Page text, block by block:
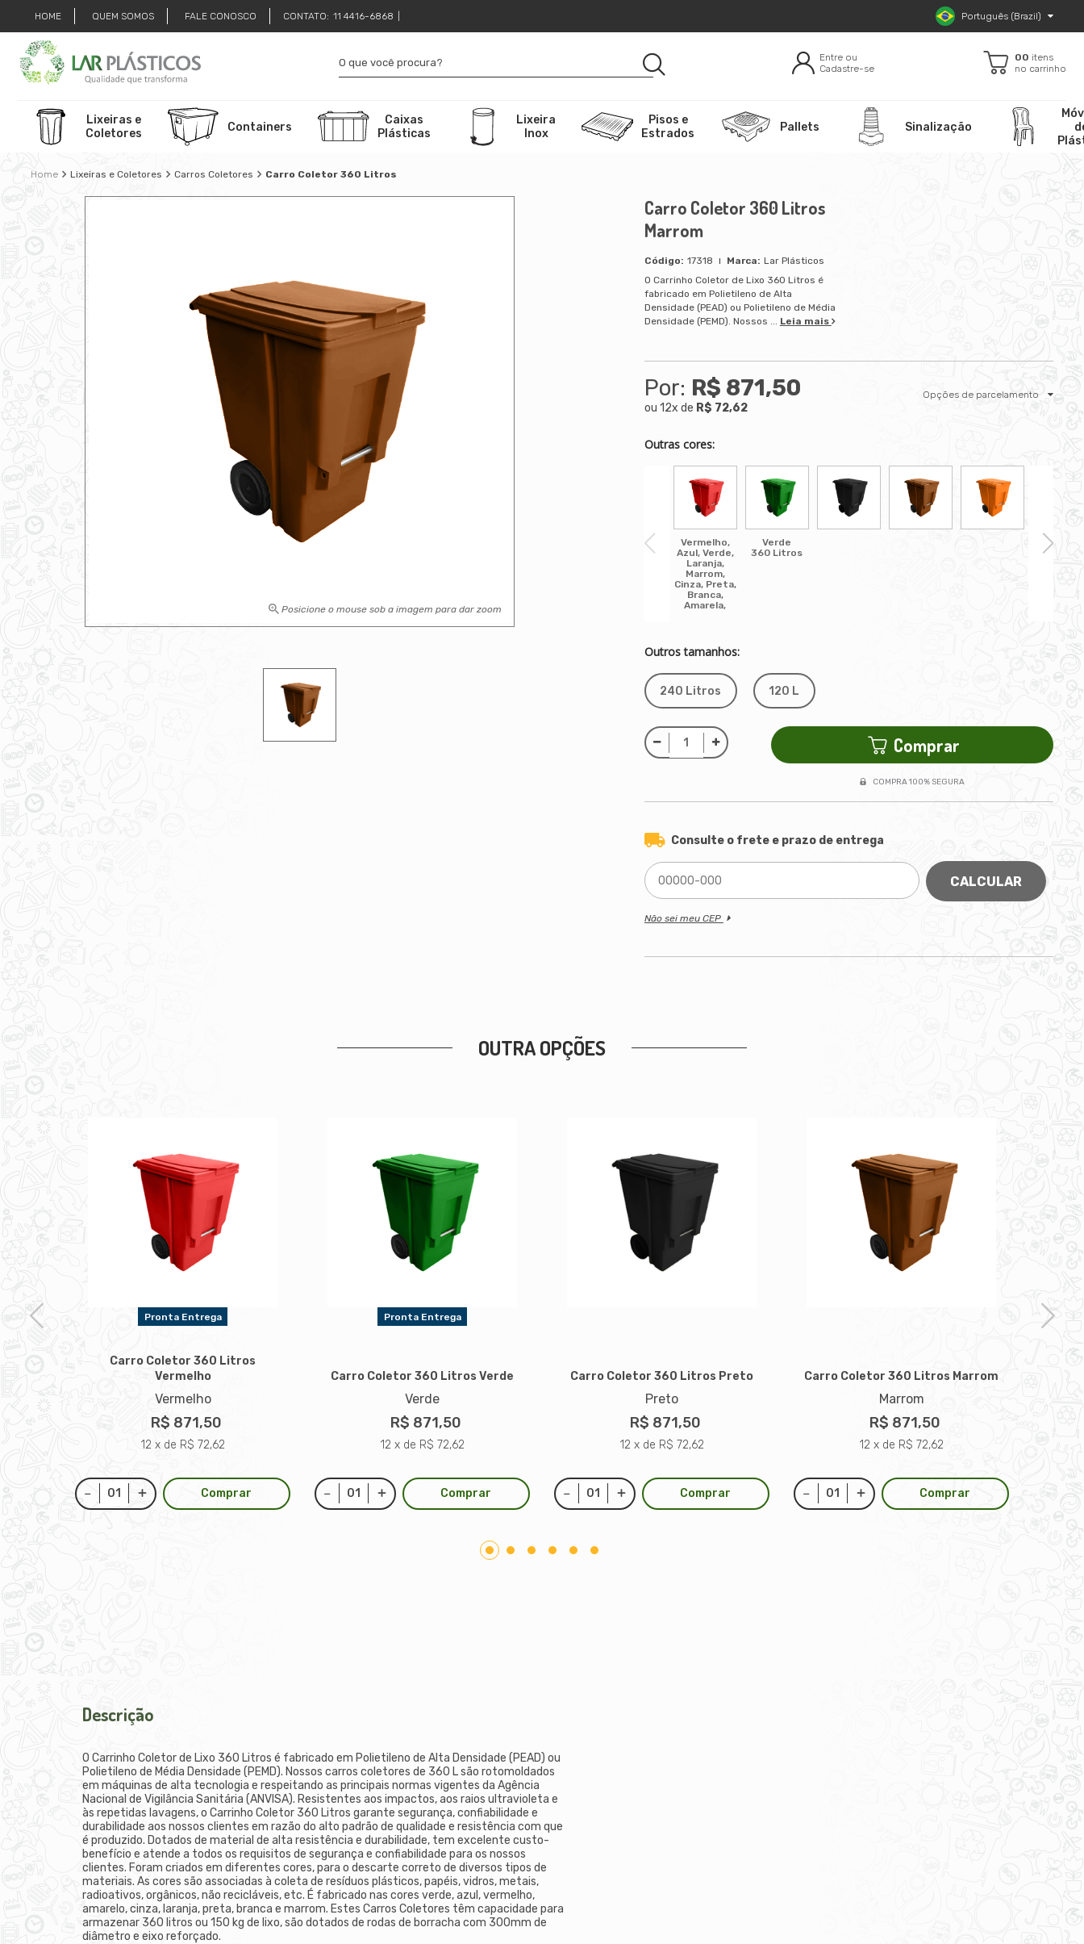
HOME QUEM SOMOS FALE CONOSCO CONTATO: 11 4416-6868 Português (Brazil)
Entre ou
Cadastre-se
00 itens
no carrinho
Lixeiras e
Coletores
Containers
Caixas
Plásticas
Lixeira
Inox
Pisos e
Estrados
Pallets Sinalização
Lixeiras e Coletores Carros Coletores Carro Coletor 360 Litros
Posicione o mouse sob a imagem para dar zoom
Carro Coletor 360 Litros
Marrom
17318
Lar Plásticos
O Carrinho Coletor de Lixo 360 Litros é
fabricado em Polietileno de Alta
Densidade (PEAD) ou Polietileno de Média
Densidade (PEMD). Nossos ... Leia mais
Por: R$ 871,50
ou 12x de R$ 72,62
Opções de parcelamento
Outras cores:
Vermelho,
Azul, Verde,
Laranja,
Marrom,
Cinza, Preta,
Branca,
Amarela,
Verde
360 Litros
Outros tamanhos:
240 Litros 120 L
Comprar
COMPRA 100% SEGURA
Consulte o frete e prazo de entrega
CALCULAR
Não sei meu CEP
OUTRA OPÇÕES
Pronta Entrega
Carro Coletor 360 Litros
Vermelho
Vermelho
R$ 871,50
12 x de R$ 72,62
Comprar
Pronta Entrega
Carro Coletor 360 Litros Verde
Verde
R$ 871,50
12 x de R$ 72,62
Comprar
Carro Coletor 360 Litros Preto
Preto
R$ 871,50
12 x de R$ 72,62
Comprar
Carro Coletor 360 Litros Marrom
Marrom
R$ 871,50
12 x de R$ 72,62
Comprar
Descrição
O Carrinho Coletor de Lixo 360 Litros é fabricado em Polietileno de Alta Densidade (PEAD) ou
Polietileno de Média Densidade (PEMD). Nossos carros coletores de 360 L são rotomoldados
em máquinas de alta tecnologia e respeitando as principais normas vigentes da Agência
Nacional de Vigilância Sanitária (ANVISA). Resistentes aos impactos, aos raios ultravioleta e
às repetidas lavagens, o Carrinho Coletor 360 Litros garante segurança, confiabilidade e
durabilidade aos nossos clientes em razão do alto padrão de qualidade e resistência com que
é produzido. Dotados de material de alta resistência e durabilidade, tem excelente custo-
benefício e atende a todos os requisitos de segurança e confiabilidade para os nossos
clientes. Foram criados em diferentes cores, para o descarte correto de diversos tipos de
materiais. As cores são associadas à coleta de resíduos plásticos, papéis, vidros, metais,
radioativos, orgânicos, não recicláveis, etc. É fabricado nas cores verde, azul, vermelho,
amarelo, cinza, laranja, preta, branca e marrom. Estes Carros Coletores têm capacidade para
armazenar 360 litros ou 150 kg de lixo, são dotados de rodas de borracha com 300mm de
diâmetro e eixo reforçado.